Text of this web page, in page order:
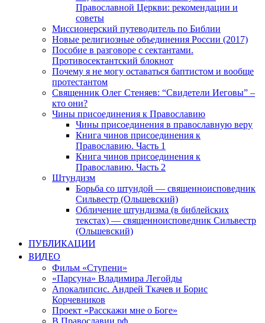
Православной Церкви: рекомендации и
советы
Миссионерский путеводитель по Библии
Новые религиозные объединения России (2017)
Пособие в разговоре с сектантами.
Противосектантский блокнот
Почему я не могу оставаться баптистом и вообще
протестантом
Священник Олег Стеняев: “Свидетели Иеговы” –
кто они?
Чины присоединения к Православию
Чины присоединения в православную веру
Книга чинов присоединения к
Православию. Часть 1
Книга чинов присоединения к
Православию. Часть 2
Штундизм
Борьба со штундой — священноисповедник
Сильвестр (Ольшевский)
Обличение штундизма (в библейских
текстах) — священноисповедник Сильвестр
(Ольшевский)
ПУБЛИКАЦИИ
ВИДЕО
Фильм «Ступени»
«Парсуна» Владимира Легойды
Апокалипсис. Андрей Ткачев и Борис
Корчевников
Проект «Расскажи мне о Боге»